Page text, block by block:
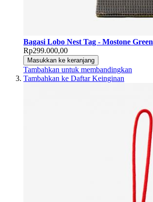
Bagasi Lobo Nest Tag - Mostone Green
Rp299.000,00
Masukkan ke keranjang
Tambahkan untuk membandingkan
Tambahkan ke Daftar Keinginan